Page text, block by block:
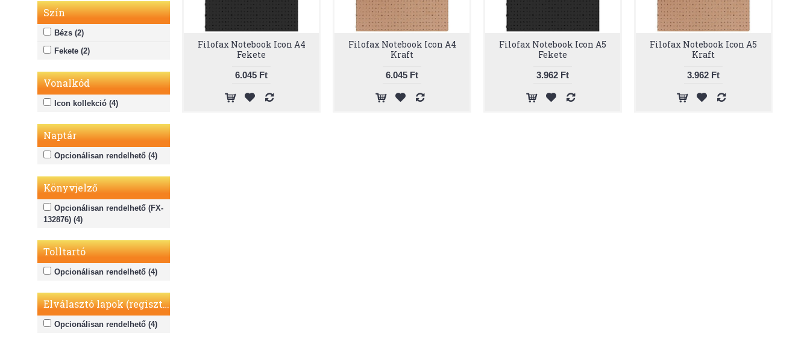
Szín
Bézs (2)
Fekete (2)
Vonalkód
Icon kollekció (4)
Naptár
Opcionálisan rendelhető (4)
Könyvjelző
Opcionálisan rendelhető (FX-
132876) (4)
Tolltartó
Opcionálisan rendelhető (4)
Elválasztó lapok (regiszter)
Opcionálisan rendelhető (4)
Filofax Notebook Icon A4
Fekete
6.045 Ft
Filofax Notebook Icon A4
Kraft
6.045 Ft
Filofax Notebook Icon A5
Fekete
3.962 Ft
Filofax Notebook Icon A5
Kraft
3.962 Ft